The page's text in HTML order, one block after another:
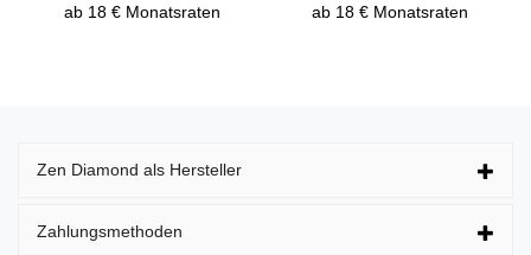
ab 18 € Monatsraten
ab 18 € Monatsraten
Zen Diamond als Hersteller
Zahlungsmethoden